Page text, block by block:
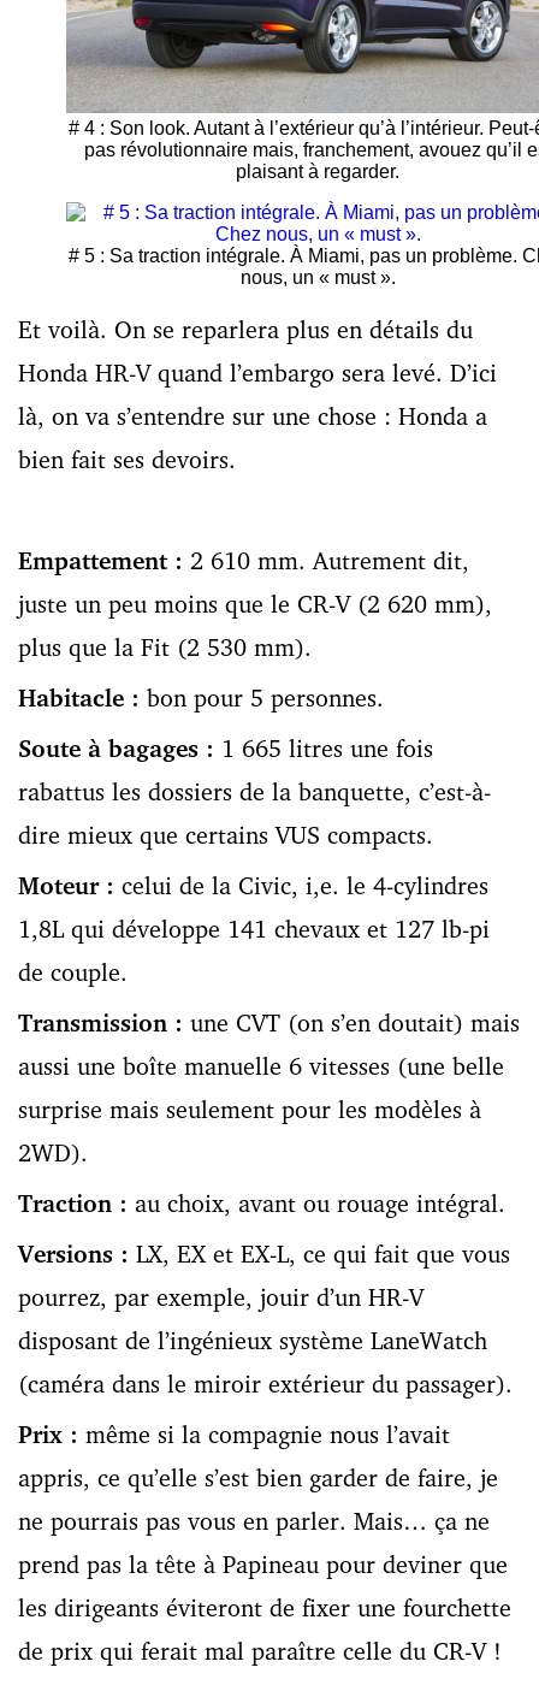
# 4 : Son look. Autant à l’extérieur qu’à l’intérieur. Peut-
pas révolutionnaire mais, franchement, avouez qu’il
plaisant à regarder.
# 5 : Sa traction intégrale. À Miami, pas un problème.
nous, un « must ».
Et voilà. On se reparlera plus en détails du
Honda HR-V quand l’embargo sera levé. D’ici
là, on va s’entendre sur une chose : Honda a
bien fait ses devoirs.
Empattement : 2 610 mm. Autrement dit,
juste un peu moins que le CR-V (2 620 mm),
plus que la Fit (2 530 mm).
Habitacle : bon pour 5 personnes.
Soute à bagages : 1 665 litres une fois
rabattus les dossiers de la banquette, c’est-à-
dire mieux que certains VUS compacts.
Moteur : celui de la Civic, i,e. le 4-cylindres
1,8L qui développe 141 chevaux et 127 lb-pi
de couple.
Transmission : une CVT (on s’en doutait) mais
aussi une boîte manuelle 6 vitesses (une belle
surprise mais seulement pour les modèles à
2WD).
Traction : au choix, avant ou rouage intégral.
Versions : LX, EX et EX-L, ce qui fait que vous
pourrez, par exemple, jouir d’un HR-V
disposant de l’ingénieux système LaneWatch
(caméra dans le miroir extérieur du passager).
Prix : même si la compagnie nous l’avait
appris, ce qu’elle s’est bien garder de faire, je
ne pourrais pas vous en parler. Mais… ça ne
prend pas la tête à Papineau pour deviner que
les dirigeants éviteront de fixer une fourchette
de prix qui ferait mal paraître celle du CR-V !